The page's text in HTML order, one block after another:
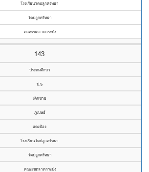
โรงเรียนวัดปลูกศรัทธา
วัดปลูกศรัทธา
คณะเขตลาดกระบัง
143
ประถมศึกษา
ป.๖
เด็กชาย
ภูเบษธ์
แดงป้อง
โรงเรียนวัดปลูกศรัทธา
วัดปลูกศรัทธา
คณะเขตลาดกระบัง